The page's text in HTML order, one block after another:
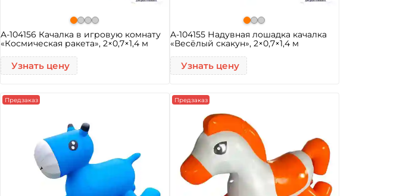
A-104156 Качалка в игровую комнату
«Космическая ракета», 2×0,7×1,4 м
Узнать цену
A-104155 Надувная лошадка качалка
«Весёлый скакун», 2×0,7×1,4 м
Узнать цену
Предзаказ Предзаказ